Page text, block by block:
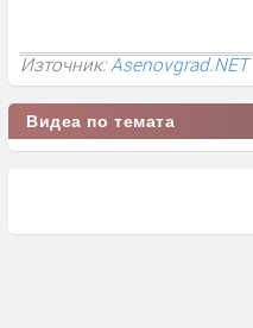
Източник:Asenovgrad.NET
Видеа по темата